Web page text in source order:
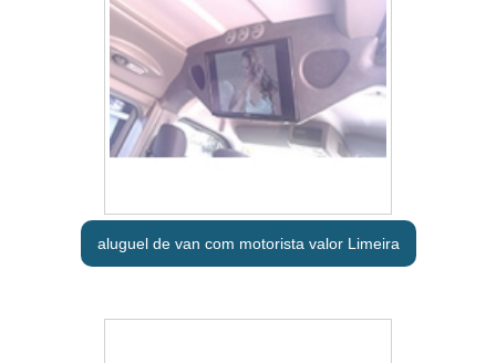
aluguel de van com motorista valor Limeira